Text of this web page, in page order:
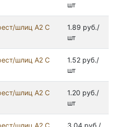
шт
шлиц А2 С
1.89 руб./
шт
шлиц А2 С
1.52 руб./
шт
шлиц А2 С
1.20 руб./
шт